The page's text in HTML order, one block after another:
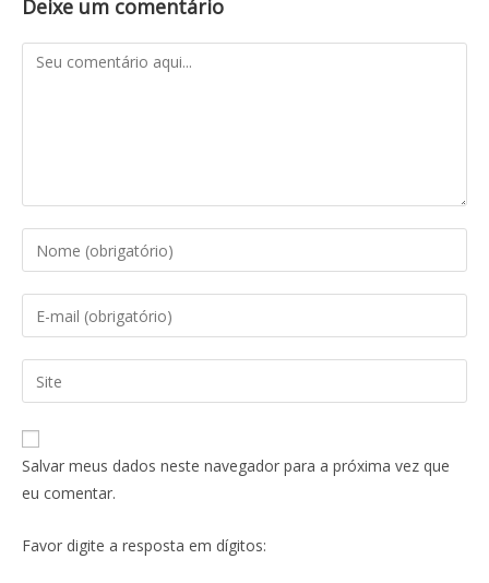
Deixe um comentário
Salvar meus dados neste navegador para a próxima vez que
eu comentar.
Favor digite a resposta em dígitos: